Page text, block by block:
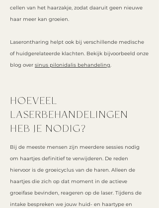
cellen van het haarzakje, zodat daaruit geen nieuwe
haar meer kan groeien.
Laserontharing helpt ook bij verschillende medische
of huidgerelateerde klachten. Bekijk bijvoorbeeld onze
blog over sinus pilonidalis behandeling.
HOEVEEL
LASERBEHANDELINGEN
HEB JE NODIG?
Bij de meeste mensen zijn meerdere sessies nodig
om haartjes definitief te verwijderen. De reden
hiervoor is de groeicyclus van de haren. Alleen de
haartjes die zich op dat moment in de actieve
groeifase bevinden, reageren op de laser. Tijdens de
intake bespreken we jouw huid- en haartype en